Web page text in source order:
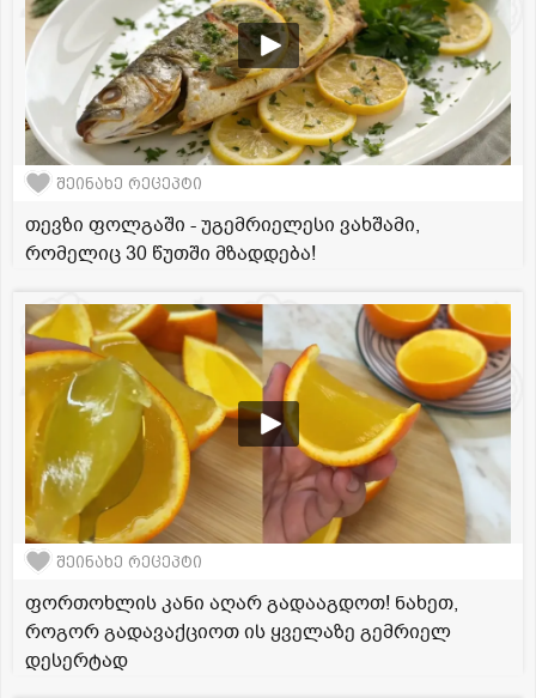
შეინახე რეცეპტი
თევზი ფოლგაში - უგემრიელესი ვახშამი,
რომელიც 30 წუთში მზადდება!
შეინახე რეცეპტი
ფორთოხლის კანი აღარ გადააგდოთ! ნახეთ,
როგორ გადავაქციოთ ის ყველაზე გემრიელ
დესერტად